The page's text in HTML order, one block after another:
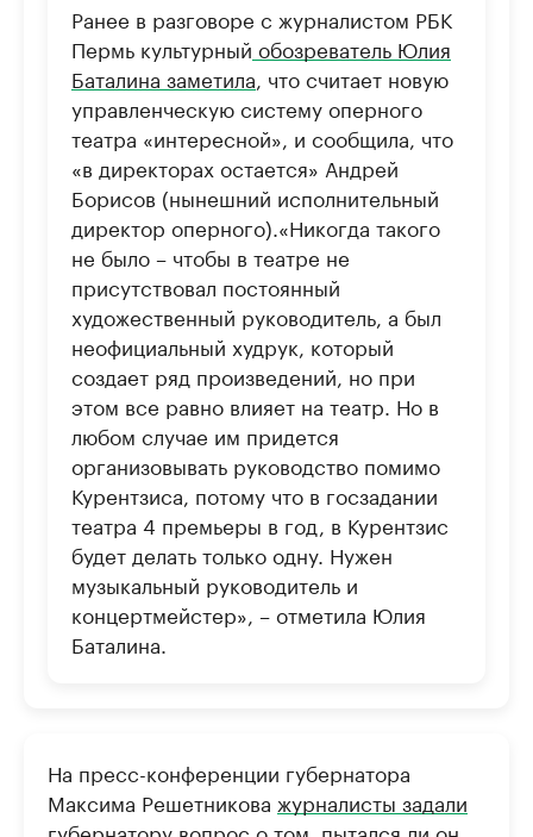
Ранее в разговоре с журналистом РБК
Пермь культурный обозреватель Юлия
Баталина заметила , что считает новую
управленческую систему оперного
театра «интересной», и сообщила, что
«в директорах остается» Андрей
Борисов (нынешний исполнительный
директор оперного). «Никогда такого
не было – чтобы в театре не
присутствовал постоянный
художественный руководитель, а был
неофициальный худрук, который
создает ряд произведений, но при
этом все равно влияет на театр. Но в
любом случае им придется
организовывать руководство помимо
Курентзиса, потому что в госзадании
театра 4 премьеры в год, в Курентзис
будет делать только одну. Нужен
музыкальный руководитель и
концертмейстер», – отметила Юлия
Баталина.
На пресс-конференции губернатора
Максима Решетникова журналисты задали
губернатору вопрос о том, пытался ли он